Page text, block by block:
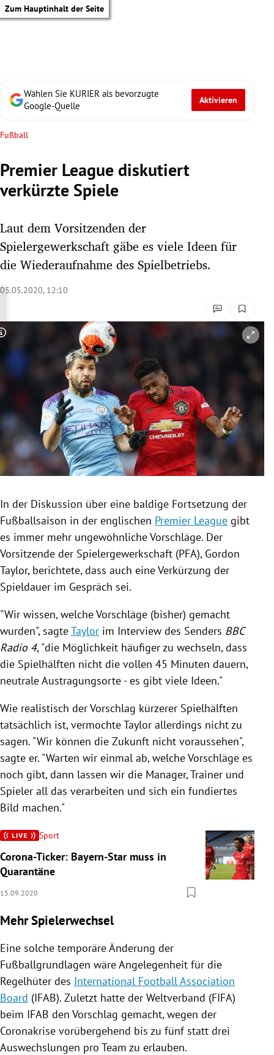
Zum Hauptinhalt der Seite
Untermenü
Untermenü
Untermenü
Untermenü
Untermenü
Untermenü
Untermenü
Untermenü
Wählen Sie KURIER als bevorzugte
Google-Quelle
Aktivieren
Fußball
Premier League diskutiert
verkürzte Spiele
Laut dem Vorsitzenden der
Spielergewerkschaft gäbe es viele Ideen für
die Wiederaufnahme des Spielbetriebs.
05.05.2020, 12:10
Copyright-Hinweis öffnen/schließen
In der Diskussion über eine baldige Fortsetzung der
Fußballsaison in der englischen Premier League gibt
es immer mehr ungewöhnliche Vorschläge. Der
Vorsitzende der Spielergewerkschaft (PFA), Gordon
Taylor, berichtete, dass auch eine Verkürzung der
Spieldauer im Gespräch sei.
"Wir wissen, welche Vorschläge (bisher) gemacht
wurden", sagteTaylor im Interview des Senders BBC
Radio 4, "die Möglichkeit häufiger zu wechseln, dass
die Spielhälften nicht die vollen 45 Minuten dauern,
neutrale Austragungsorte - es gibt viele Ideen."
Wie realistisch der Vorschlag kürzerer Spielhälften
tatsächlich ist, vermochteTaylor allerdings nicht zu
sagen. "Wir können die Zukunft nicht voraussehen",
sagte er. "Warten wir einmal ab, welche Vorschläge es
noch gibt, dann lassen wir die Manager, Trainer und
Spieler all das verarbeiten und sich ein fundiertes
Bild machen."
Sport
Corona-Ticker: Bayern-Star muss in
Quarantäne
15.09.2020
Mehr Spielerwechsel
Eine solche temporäre Änderung der
Fußballgrundlagen wäre Angelegenheit für die
Regelhüter des International Football Association
Board (IFAB). Zuletzt hatte der Weltverband (FIFA)
beim IFAB den Vorschlag gemacht, wegen der
Coronakrise vorübergehend bis zu fünf statt drei
Auswechslungen pro Team zu erlauben.